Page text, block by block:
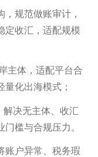
规范做账审计，
定收汇，适配规模
主体，适配平台合
化出海模式；
决无主体、收汇
槛与合规压力。
账户异常、税务瑕